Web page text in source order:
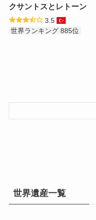
クサントスとレトーン
3.5
世界ランキング 885位
世界遺産一覧